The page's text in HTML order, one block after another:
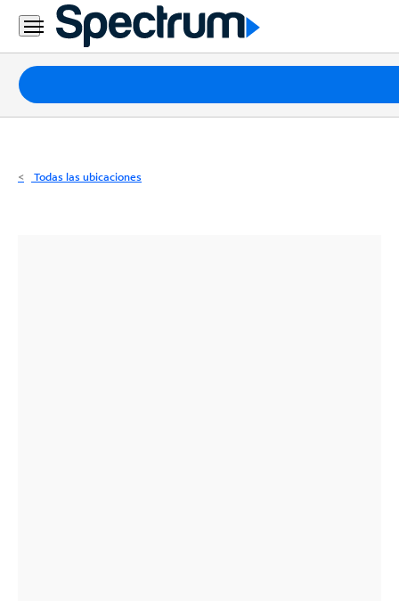
Residencial
Business
Paquetes
Internet
Todas las ubicaciones